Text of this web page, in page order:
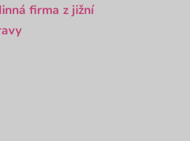
firma z jižní